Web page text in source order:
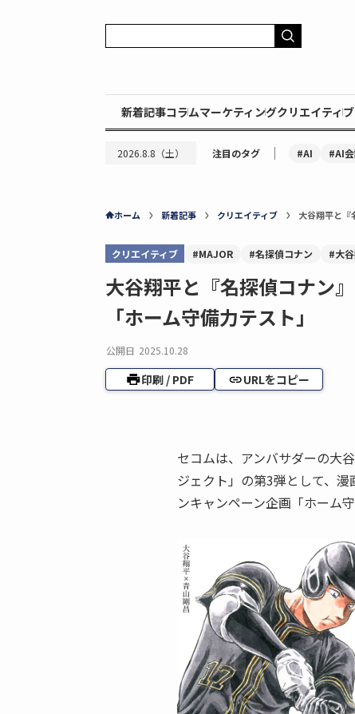
新着記事コラムマーケティングクリエイティブ
2026.8.8（土） 注目のタグ ｜ #AI #AI
ホーム 新着記事 クリエイティブ 大谷翔平と
クリエイティブ #MAJOR #名探偵コナン #大
大谷翔平と『名探偵コナン
「ホーム守備力テスト」
公開日 2025.10.28
印刷 / PDF URLをコピー
セコムは、アンバサダーの大
ジェクト」の第3弾として、
ンキャンペーン企画「ホーム